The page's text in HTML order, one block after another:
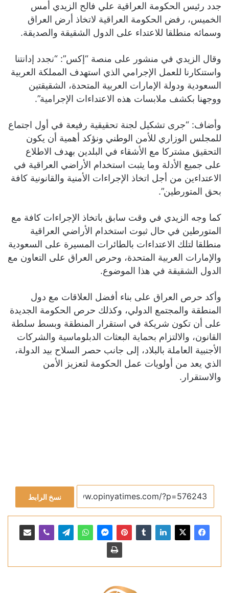
جدد رئيس الحكومة العراقية علي فالح الزيدي أمس
الخميس، رفض الحكومة العراقية لاتخاذ أرض العراق
وسمائه منطلقا للاعتداء على الدول الشقيقة والصديقة.
وقال الزيدي في منشور على منصة “إكس”: “نجدد إدانتنا
واستنكارنا للعمل الإجرامي الذي استهدف المملكة العربية
السعودية ودولة الإمارات العربية المتحدة، الشقيقتين
ووجهنا بكشف ملابسات هذه الاعتداءات الإجرامية”.
وأضاف: “جرى تشكيل لجنة تحقيقية رفيعة في أول اجتماع
للمجلس الوزاري للأمن الوطني ونؤكد أهمية أن يكون
التحقيق مشتركا مع الأشقاء في البلدين بهدف الاطلاع
على جميع الأدلة وما يثبت استخدام الأراضي العراقية في
الاعتداءين من أجل اتخاذ الإجراءات الأمنية والقانونية كافة
بحق المتورطين”.
كما وجه الزيدي في وقت سابق باتخاذ الإجراءات كافة مع
المتورطين في حال ثبوت استخدام الأراضي العراقية
منطلقا لتلك الاعتداءات بالطائرات المسيرة على السعودية
والإمارات العربية المتحدة، وحرص العراق على التعاون مع
الدول الشقيقة في هذا الموضوع.
وأكد حرص العراق على بناء أفضل العلاقات مع دول
المنطقة والمجتمع الدولي، وكذلك حرص الحكومة الجديدة
على أن تكون شريكة في استقرار المنطقة وبسط سلطة
القانون، والالتزام بحماية البعثات الدبلوماسية والشركات
الأجنبية العاملة بالبلاد، إلى جانب حصر السلاح بيد الدولة،
الذي يعد من أولويات عمل الحكومة لتعزيز الأمن
والاستقرار.
نسخ الرابط